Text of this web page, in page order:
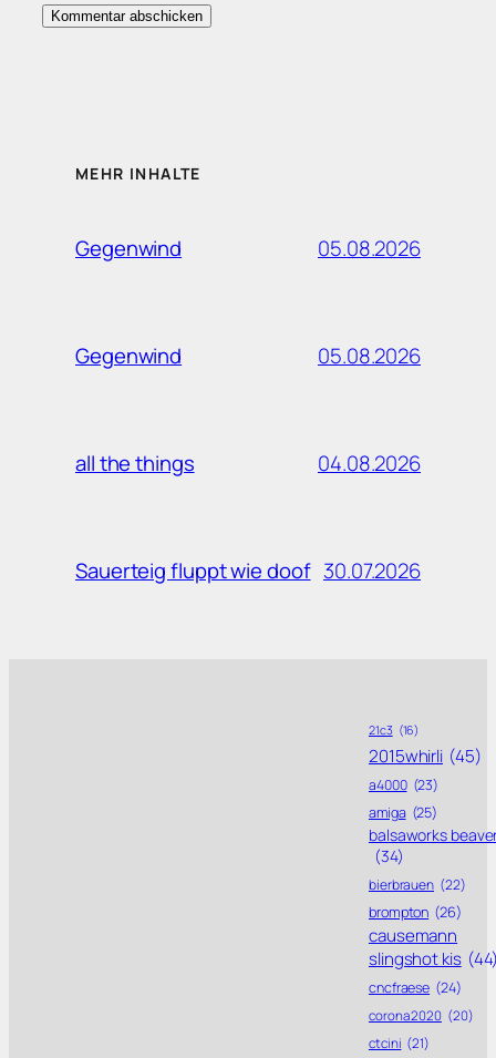
MEHR INHALTE
Gegenwind 05.08.2026
Gegenwind 05.08.2026
all the things 04.08.2026
Sauerteig fluppt wie doof 30.07.2026
21c3 (16)
2015whirli (45)
a4000 (23)
amiga (25)
balsaworks
(34)
bierbrauen (22)
brompton (26)
causemann
slingshot kis
cncfraese (24)
corona 2020 (20)
ctcini (21)